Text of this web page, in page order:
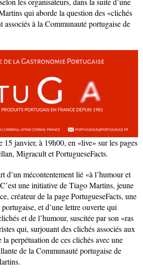
qui aborde la question des «clichés
associés à la Communauté portugaise de
15 janvier, à 19h00, en «live» sur les pages
Migracult et PortugueseFacts.
d’un mécontentement lié «à l’humour et
une initiative de Tiago Martins, jeune
créateur de la page PortugueseFacts, une
et d’une lettre ouverte qui
et de l’humour, suscitée par son «ras
qui, surjouant des clichés associés aux
perpétuation de ces clichés avec une
de la Communauté portugaise de